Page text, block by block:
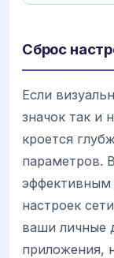
Сброс
Если
значок так и
кроется
параметров.
эффективным
настроек
ваши личные
приложения,